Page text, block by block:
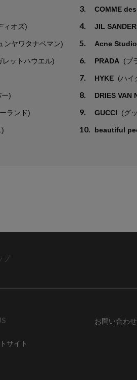
ィオズ)
ンヤワタナベマン)
レットハウエル)
)
ランド)
)
3. COMME
4. JIL SANDER
5. Acne
6. PRADA (プ
7. HYKE (ハイ
8. DRIES VAN
9. GUCCI (グ
10. beautiful
プ
サイト
お問い合わせ